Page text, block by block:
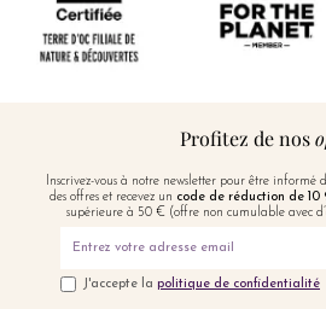
Profitez de nos
Inscrivez-vous à notre newsletter pour être informé
des offres et recevez un code de réduction de 10
supérieure à 50 € (offre non cumulable avec
J'accepte la politique de confidentialité